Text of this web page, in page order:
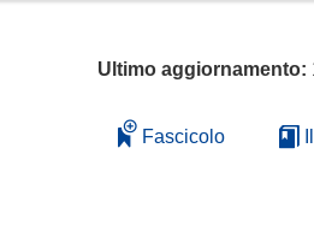
Ultimo aggiornamento:
Fascicolo